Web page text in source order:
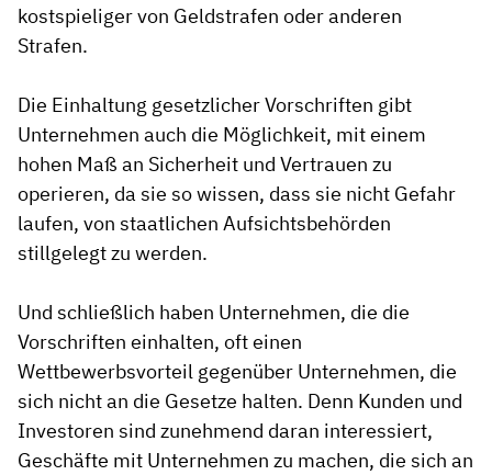
kostspieliger von Geldstrafen oder anderen
Strafen.
Die Einhaltung gesetzlicher Vorschriften gibt
Unternehmen auch die Möglichkeit, mit einem
hohen Maß an Sicherheit und Vertrauen zu
operieren, da sie so wissen, dass sie nicht Gefahr
laufen, von staatlichen Aufsichtsbehörden
stillgelegt zu werden.
Und schließlich haben Unternehmen, die die
Vorschriften einhalten, oft einen
Wettbewerbsvorteil gegenüber Unternehmen, die
sich nicht an die Gesetze halten. Denn Kunden und
Investoren sind zunehmend daran interessiert,
Geschäfte mit Unternehmen zu machen, die sich an